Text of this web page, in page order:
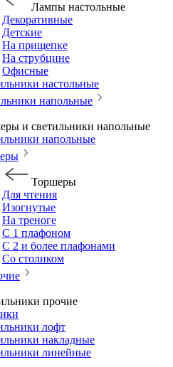
Лампы настольные
Декоративные
Детские
На прищепке
На струбцине
Офисные
настольные
напольные
и светильники напольные
напольные
Торшеры
Для чтения
Изогнутые
На треноге
С 1 плафоном
С 2 и более плафонами
Со столиком
прочие
лофт
накладные
линейные